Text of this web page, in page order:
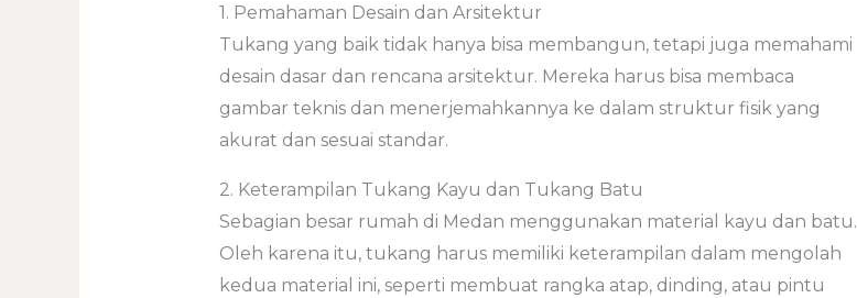
1. Pemahaman Desain dan Arsitektur
Tukang yang baik tidak hanya bisa membangun, tetapi juga memahami
desain dasar dan rencana arsitektur. Mereka harus bisa membaca
gambar teknis dan menerjemahkannya ke dalam struktur fisik yang
akurat dan sesuai standar.
2. Keterampilan Tukang Kayu dan Tukang Batu
Sebagian besar rumah di Medan menggunakan material kayu dan batu.
Oleh karena itu, tukang harus memiliki keterampilan dalam mengolah
kedua material ini, seperti membuat rangka atap, dinding, atau pintu